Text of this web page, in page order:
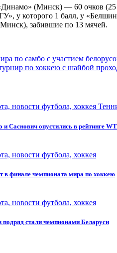
(Минск) — 60 очков
у которого 1 балл, у
забившие по 13 мячей.
по самбо с участием
по хоккею с шайбой
новости футбола, хоккея
и Саснович опустились в рейтинге
новости футбола, хоккея
финале чемпионата мира по хоккею
новости футбола, хоккея
стали чемпионами Беларуси